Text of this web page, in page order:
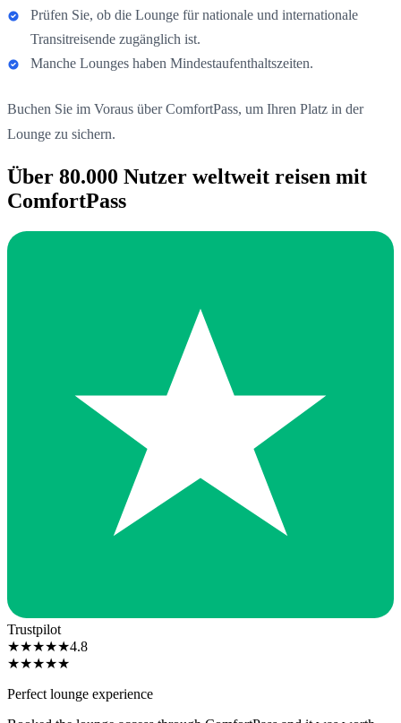
Prüfen Sie, ob die Lounge für nationale und internationale
Transitreisende zugänglich ist.
Manche Lounges haben Mindestaufenthaltszeiten.
Buchen Sie im Voraus über ComfortPass, um Ihren Platz in der
Lounge zu sichern.
Über 80.000 Nutzer weltweit reisen mit
ComfortPass
Trustpilot
★★★★★4.8
★★★★★
Perfect lounge experience